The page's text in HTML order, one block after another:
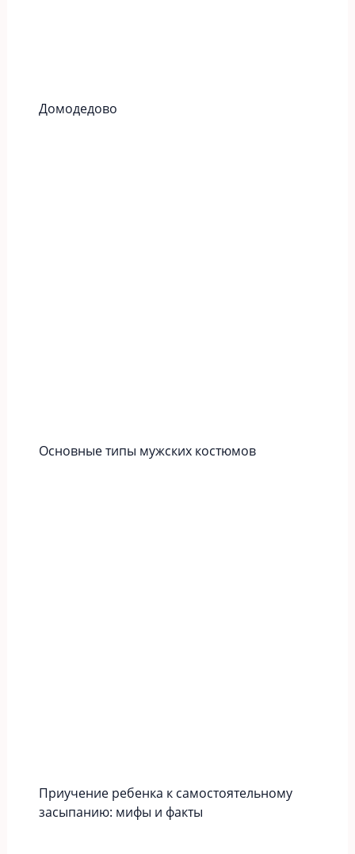
Домодедово
Основные типы мужских костюмов
Приучение ребенка к самостоятельному
засыпанию: мифы и факты